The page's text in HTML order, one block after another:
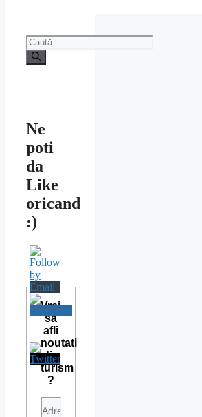
Caută
după:
Ne
poti
da
Like
oricand
:)
Vrei
sa
afli
noutati
din
turism
?